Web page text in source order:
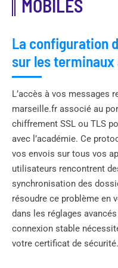
MOBILES
La configuration
sur les
L’accès à vos messages
marseille.fr associé au
chiffrement SSL ou TLS
avec l’académie. Ce
vos envois sur tous vos
utilisateurs rencontrent
synchronisation des
résoudre ce problème en
dans les réglages
connexion stable
votre certificat de sécurité.